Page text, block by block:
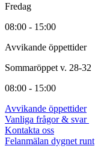
Fredag
08:00 - 15:00
Avvikande öppettider
Sommaröppet v. 28-32
08:00 - 15:00
Avvikande öppettider
Vanliga frågor & svar
Kontakta oss
Felanmälan dygnet runt